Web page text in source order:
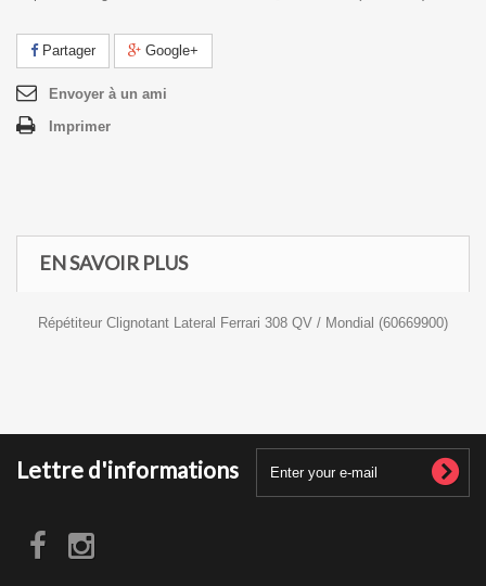
Partager Google+
Envoyer à un ami
Imprimer
EN SAVOIR PLUS
Répétiteur Clignotant Lateral Ferrari 308 QV / Mondial (60669900)
Lettre d'informations